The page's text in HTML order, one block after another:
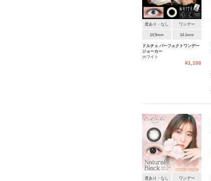
度あり・なし ワンデー
14.5mm 14.1mm
ドルチェ パーフェクトワンデー
ジョーカー
ホワイト
¥1,100
度あり・なし ワンデー